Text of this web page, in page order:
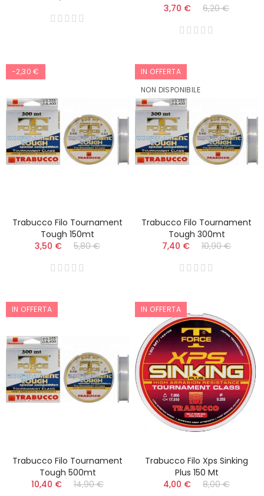
3,70 €
6,20 €
-2,30 €
Trabucco Filo Tournament
Tough 150mt
3,50 €
5,80 €
IN OFFERTA
NON DISPONIBILE
Trabucco Filo Tournament
Tough 300mt
7,40 €
10,90 €
IN OFFERTA
Trabucco Filo Tournament
Tough 500mt
10,40 €
14,90 €
IN OFFERTA
Trabucco Filo Xps Sinking
Plus 150 Mt
4,00 €
8,00 €